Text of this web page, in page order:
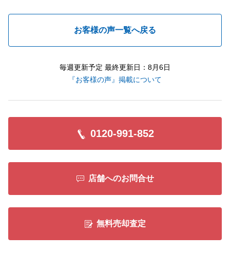
お客様の声一覧へ戻る
毎週更新予定 最終更新日：8月6日
『お客様の声』掲載について
0120-991-852
店舗へのお問合せ
無料売却査定